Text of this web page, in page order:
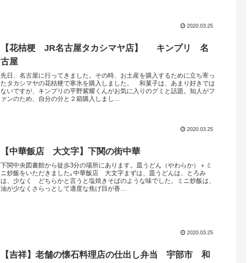
2020.03.25
【花桔梗 JR名古屋タカシマヤ店】 キンプリ 名
古屋
先日、名古屋に行ってきました。その時、お土産を購入するために立ち寄っ
たタカシマヤの花桔梗で寒氷を購入しました。 和菓子は、あまり好きでは
ないですが、キンプリの平野紫耀くんがお気に入りのグミと話題。知人がフ
ァンのため、自分の分と２箱購入しまし...
2020.03.25
【中華飯店 大文字】下関の街中華
下関中央図書館から徒歩3分の場所にあります。皿うどん（やわらか）＋ミ
ニ炒飯をいただきました｡中華飯店 大文字まずは、皿うどんは、とろみ
は、少なく どちらかと言うと塩焼きそばのような味でした。ミニ炒飯は、
油が少なくさらっとして適度な焦げ目が香...
2020.03.25
【吉祥】老舗の懐石料理店の仕出し弁当 宇部市 和